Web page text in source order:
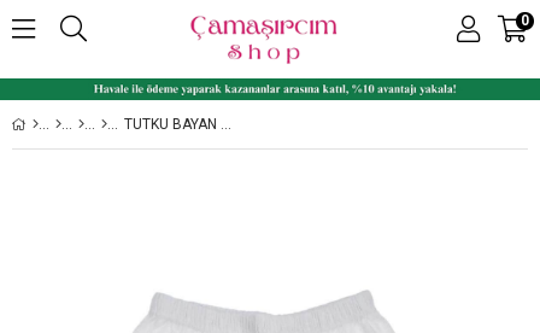
0
TUTKU BAYAN %100 PAMUK PAÇALI DON